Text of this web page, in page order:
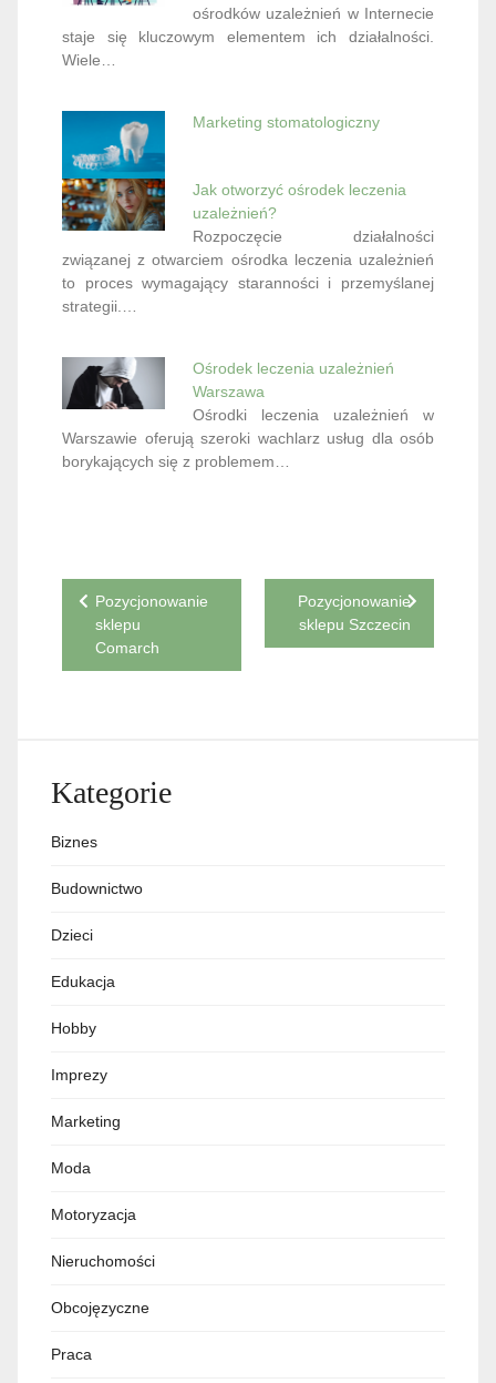
ośrodków uzależnień w Internecie
staje się kluczowym elementem ich działalności.
Wiele…
Marketing stomatologiczny
Jak otworzyć ośrodek leczenia
uzależnień?
Rozpoczęcie działalności
związanej z otwarciem ośrodka leczenia uzależnień
to proces wymagający staranności i przemyślanej
strategii.…
Ośrodek leczenia uzależnień
Warszawa
Ośrodki leczenia uzależnień w
Warszawie oferują szeroki wachlarz usług dla osób
borykających się z problemem…
Nawigacja
wpisu
Pozycjonowanie
sklepu
Comarch
Pozycjonowanie
sklepu Szczecin
Kategorie
Biznes
Budownictwo
Dzieci
Edukacja
Hobby
Imprezy
Marketing
Moda
Motoryzacja
Nieruchomości
Obcojęzyczne
Praca